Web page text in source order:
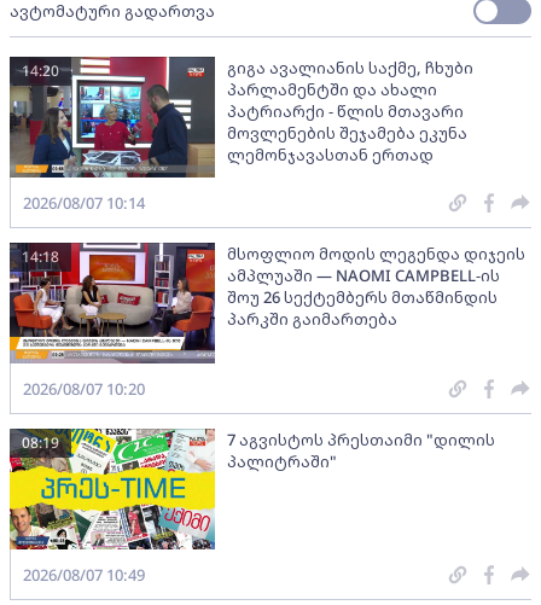
ავტომატური გადართვა
გიგა ავალიანის საქმე, ჩხუბი
პარლამენტში და ახალი
პატრიარქი - წლის მთავარი
მოვლენების შეჯამება ეკუნა
ლემონჯავასთან ერთად
14:20
2026/08/07 10:14
მსოფლიო მოდის ლეგენდა დიჯეის
ამპლუაში — NAOMI CAMPBELL-ის
შოუ 26 სექტემბერს მთაწმინდის
პარკში გაიმართება
14:18
2026/08/07 10:20
7 აგვისტოს პრესთაიმი "დილის
პალიტრაში"
08:19
2026/08/07 10:49